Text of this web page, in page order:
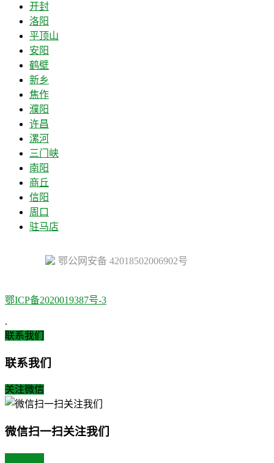
开封
洛阳
平顶山
安阳
鹤壁
新乡
焦作
濮阳
许昌
漯河
三门峡
南阳
商丘
信阳
周口
驻马店
鄂公网安备 42018502006902号
鄂ICP备2020019387号-3
.
联系我们
联系我们
关注微信
微信扫一扫关注我们